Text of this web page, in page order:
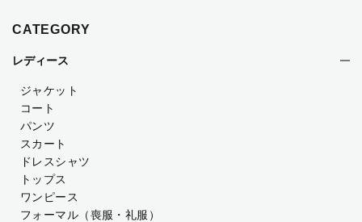
CATEGORY
レディース
ジャケット
コート
パンツ
スカート
ドレスシャツ
トップス
ワンピース
フォーマル（喪服・礼服）